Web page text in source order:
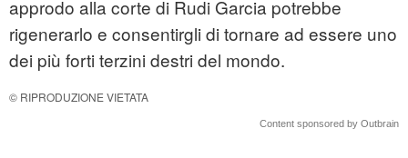
approdo alla corte di Rudi Garcia potrebbe
rigenerarlo e consentirgli di tornare ad essere uno
dei più forti terzini destri del mondo.
© RIPRODUZIONE VIETATA
Content sponsored by Outbrain